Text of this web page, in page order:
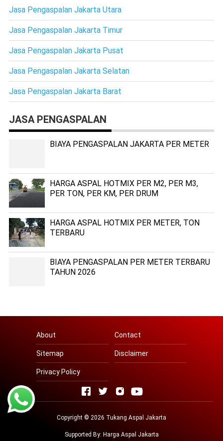
Jasa Pengaspalan Jakarta Utara
Jasa Pengaspalan Jakarta Timur
Jasa Pengaspalan Jakarta Pusat
Jasa Pengaspalan Jakarta Selatan
Jasa Pengaspalan Jakarta Barat
JASA PENGASPALAN
BIAYA PENGASPALAN JAKARTA PER METER
HARGA ASPAL HOTMIX PER M2, PER M3,
PER TON, PER KM, PER DRUM
HARGA ASPAL HOTMIX PER METER, TON
TERBARU
BIAYA PENGASPALAN PER METER TERBARU
TAHUN 2026
About Contact
Sitemap Disclaimer
Privacy Policy
Copyright © 2026 Tukang Aspal Jakarta
Supported By: Harga Aspal Jakarta